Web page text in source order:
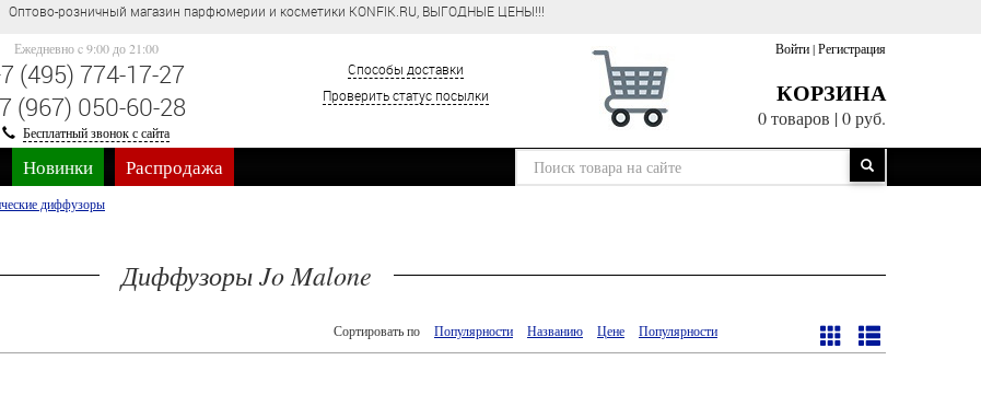
Оптово-розничный магазин парфюмерии и косметики KONFIK.RU, ВЫГОДНЫЕ ЦЕНЫ!!!
Ежедневно c 9:00 до 21:00
(495) 774-17-27
(967) 050-60-28
Бесплатный звонок с сайта
Способы доставки
Проверить статус посылки
Войти|Регистрация
КОРЗИНА
0 товаров |0 руб.
Новинки Распродажа
диффузоры
Диффузоры Jo Malone
Сортировать по Популярности Названию Цене Популярности